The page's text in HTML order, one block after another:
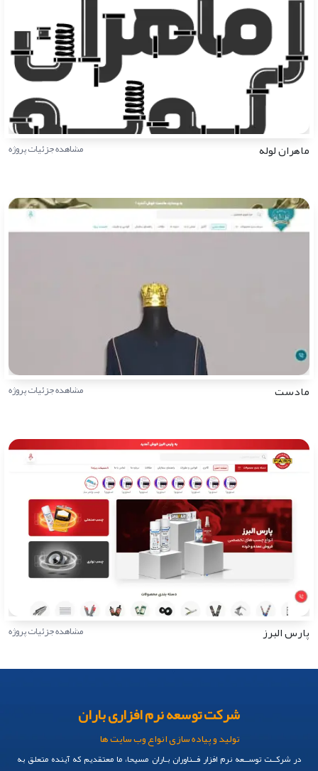
ماهران لوله مشاهده جزئیات پروژه
مادست مشاهده جزئیات پروژه
پارس البرز مشاهده جزئیات پروژه
شرکت توسعه نرم افزاری باران
تولید و پیاده سازی انواع وب سایت ها
در شرکــت توســعه نرم افزار فــناوران بـاران مسیحا، ما معتقدیم که آینده متعلق به